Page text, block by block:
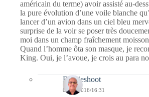
américain du terme) avoir assisté au-
la pure évolution d’une voile blanche
lancer d’un avion dans un ciel bleu
surprise de la voir se poser très
moi dans un champ fraîchement
Quand l’homme ôta son masque, je
King. Oui, je l’avoue, je crois au para
Bernieshoot
08/01/2016/16:31